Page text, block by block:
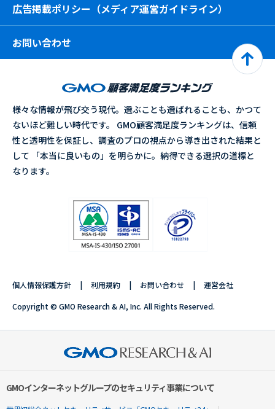
広告掲載ポリシー（メディア運営ガイドライン）
お問い合わせ
様々な情報が飛び交う現代。選ぶことも選ばれることも、かつて
ないほど難しい時代です。 GMO顧客満足度ランキングは、信頼
性と透明性を保証し、調査のプロの視点から導き出された結果と
して 「本当に良いもの」を明らかに。納得できる選択の道標と
なります。
個人情報保護方針 利用規約 お問い合わせ 運営会社
Copyright © GMO Research & AI, Inc. All Rights Reserved.
GMOインターネットグループのセキュリティ事業について